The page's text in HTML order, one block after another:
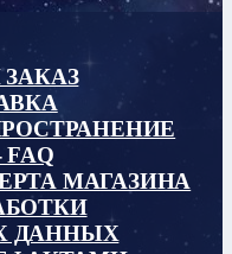
МАГАЗИНА
ДАННЫХ